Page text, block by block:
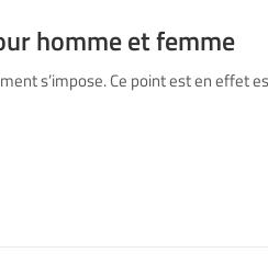
homme et femme
s’impose. Ce point est en effet